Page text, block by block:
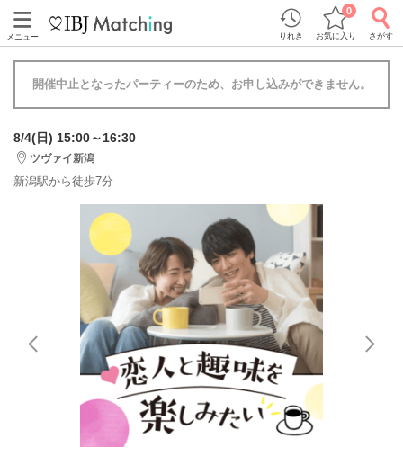
メニュー りれき お気に入り
0
さがす
開催中止となったパーティーのため、お申し込みができません。
8/4(日) 15:00～16:30
ツヴァイ新潟
新潟駅から徒歩7分